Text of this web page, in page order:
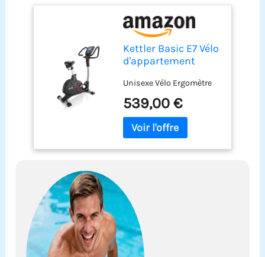
Kettler Basic E7 Vélo
d'appartement
Unisexe Vélo Ergomètre
539,00 €